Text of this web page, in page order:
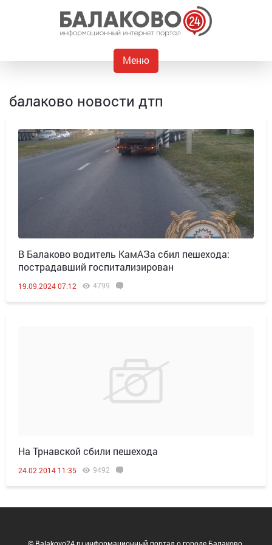
Меню
балаково новости дтп
В Балаково водитель КамАЗа сбил пешехода:
пострадавший госпитализирован
19.09.2024 07:12 4799
На Трнавской сбили пешехода
24.02.2014 11:35 9492